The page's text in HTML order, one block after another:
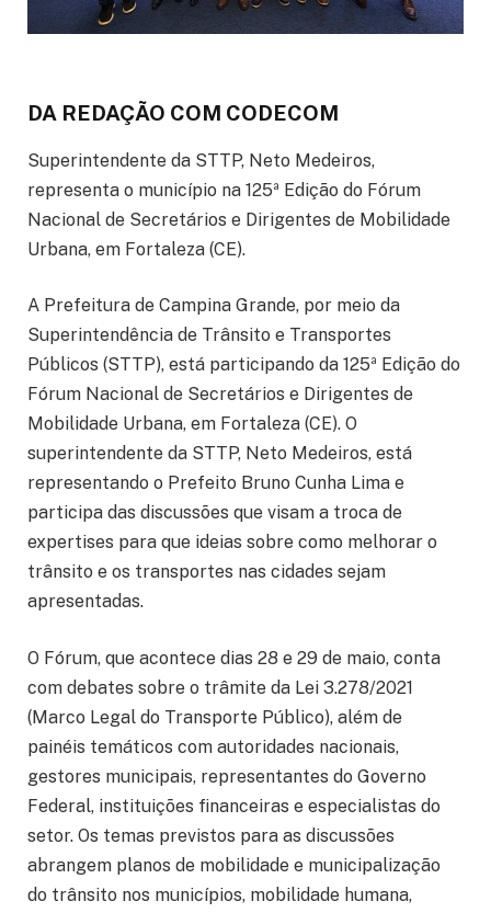
DA REDAÇÃO COM CODECOM
Superintendente da STTP, Neto Medeiros,
representa o município na 125ª Edição do Fórum
Nacional de Secretários e Dirigentes de Mobilidade
Urbana, em Fortaleza (CE).
A Prefeitura de Campina Grande, por meio da
Superintendência de Trânsito e Transportes
Públicos (STTP), está participando da 125ª Edição do
Fórum Nacional de Secretários e Dirigentes de
Mobilidade Urbana, em Fortaleza (CE). O
superintendente da STTP, Neto Medeiros, está
representando o Prefeito Bruno Cunha Lima e
participa das discussões que visam a troca de
expertises para que ideias sobre como melhorar o
trânsito e os transportes nas cidades sejam
apresentadas.
O Fórum, que acontece dias 28 e 29 de maio, conta
com debates sobre o trâmite da Lei 3.278/2021
(Marco Legal do Transporte Público), além de
painéis temáticos com autoridades nacionais,
gestores municipais, representantes do Governo
Federal, instituições financeiras e especialistas do
setor. Os temas previstos para as discussões
abrangem planos de mobilidade e municipalização
do trânsito nos municípios, mobilidade humana,